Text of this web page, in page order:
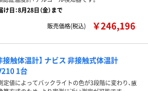
け日：8月28日（金）まで
販売価格(税込)
￥246,196
接触体温計】 ナビス 非接触式体温計
1台
値によってバックライトの色が3段階に変わり、腋